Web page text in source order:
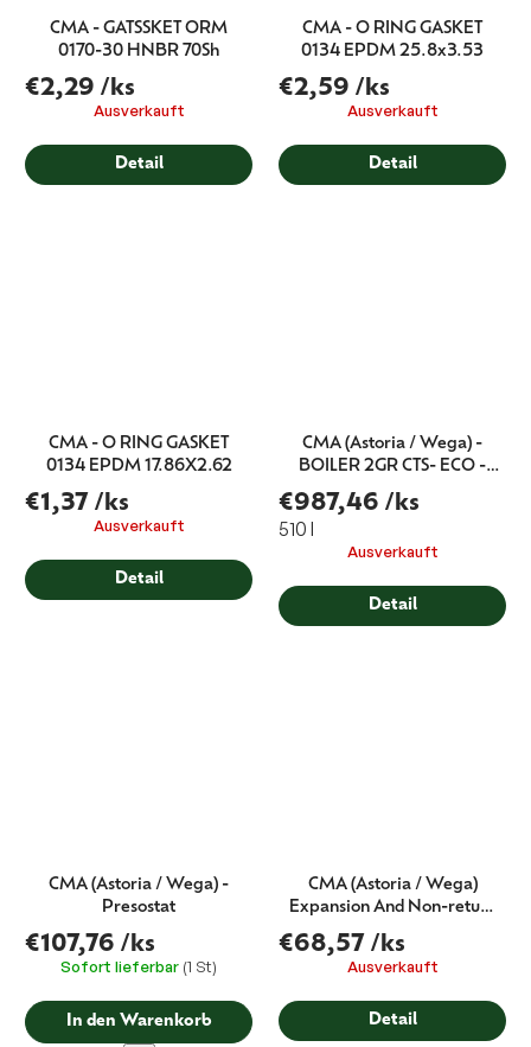
CMA - GATSSKET ORM
0170-30 HNBR 70Sh
€2,29 /ks
Ausverkauft
Detail
CMA - O RING GASKET
0134 EPDM 25.8x3.53
€2,59 /ks
Ausverkauft
Detail
CMA - O RING GASKET
0134 EPDM 17.86X2.62
€1,37 /ks
Ausverkauft
Detail
CMA (Astoria / Wega) -
BOILER 2GR CTS- ECO -
D.80 CW510L
€987,46 /ks
510 l
Ausverkauft
Detail
CMA (Astoria / Wega) -
Presostat
€107,76 /ks
Sofort lieferbar (1 St)
In den Warenkorb
CMA (Astoria / Wega)
Expansion And Non-return
Valve
€68,57 /ks
Ausverkauft
Detail